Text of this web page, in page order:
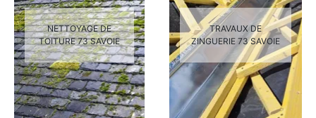
NETTOYAGE DE
TOITURE 73 SAVOIE
TRAVAUX DE
ZINGUERIE 73 SAVOIE